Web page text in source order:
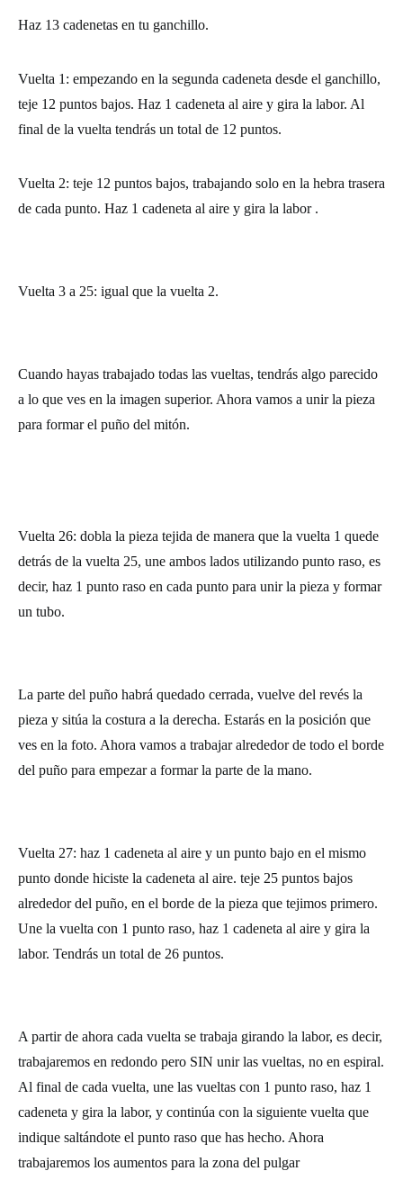
Haz 13 cadenetas en tu ganchillo.
Vuelta 1: empezando en la segunda cadeneta desde el ganchillo,
teje 12 puntos bajos. Haz 1 cadeneta al aire y gira la labor. Al
final de la vuelta tendrás un total de 12 puntos.
Vuelta 2: teje 12 puntos bajos, trabajando solo en la hebra trasera
de cada punto. Haz 1 cadeneta al aire y gira la labor .
Vuelta 3 a 25: igual que la vuelta 2.
Cuando hayas trabajado todas las vueltas, tendrás algo parecido
a lo que ves en la imagen superior. Ahora vamos a unir la pieza
para formar el puño del mitón.
Vuelta 26: dobla la pieza tejida de manera que la vuelta 1 quede
detrás de la vuelta 25, une ambos lados utilizando punto raso, es
decir, haz 1 punto raso en cada punto para unir la pieza y formar
un tubo.
La parte del puño habrá quedado cerrada, vuelve del revés la
pieza y sitúa la costura a la derecha. Estarás en la posición que
ves en la foto. Ahora vamos a trabajar alrededor de todo el borde
del puño para empezar a formar la parte de la mano.
Vuelta 27: haz 1 cadeneta al aire y un punto bajo en el mismo
punto donde hiciste la cadeneta al aire. teje 25 puntos bajos
alrededor del puño, en el borde de la pieza que tejimos primero.
Une la vuelta con 1 punto raso, haz 1 cadeneta al aire y gira la
labor. Tendrás un total de 26 puntos.
A partir de ahora cada vuelta se trabaja girando la labor, es decir,
trabajaremos en redondo pero SIN unir las vueltas, no en espiral.
Al final de cada vuelta, une las vueltas con 1 punto raso, haz 1
cadeneta y gira la labor, y continúa con la siguiente vuelta que
indique saltándote el punto raso que has hecho. Ahora
trabajaremos los aumentos para la zona del pulgar